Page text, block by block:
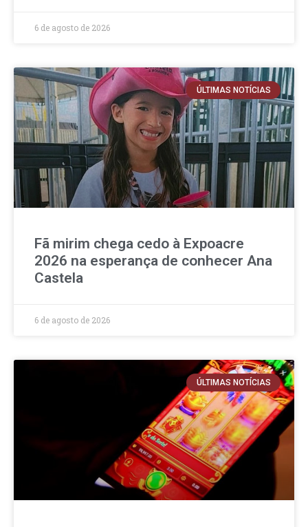
6 de agosto de 2026
ÚLTIMAS NOTÍCIAS
Fã mirim chega cedo à Expoacre
2026 na esperança de conhecer Ana
Castela
6 de agosto de 2026
ÚLTIMAS NOTÍCIAS